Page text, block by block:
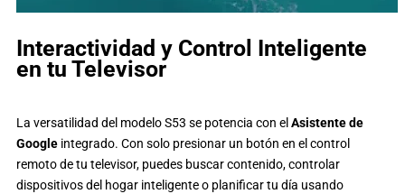
Interactividad y Control Inteligente
en tu Televisor
La versatilidad del modelo S53 se potencia con el Asistente de
Google integrado. Con solo presionar un botón en el control
remoto de tu televisor, puedes buscar contenido, controlar
dispositivos del hogar inteligente o planificar tu día usando